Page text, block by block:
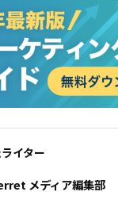
イター
メディア編集部